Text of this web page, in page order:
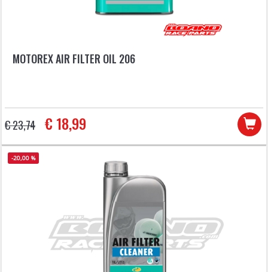
MOTOREX AIR FILTER OIL 206
€ 23,74 € 18,99
-20,00 %